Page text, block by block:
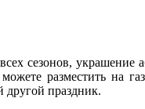
сезонов, украшение
разместить на
праздник.